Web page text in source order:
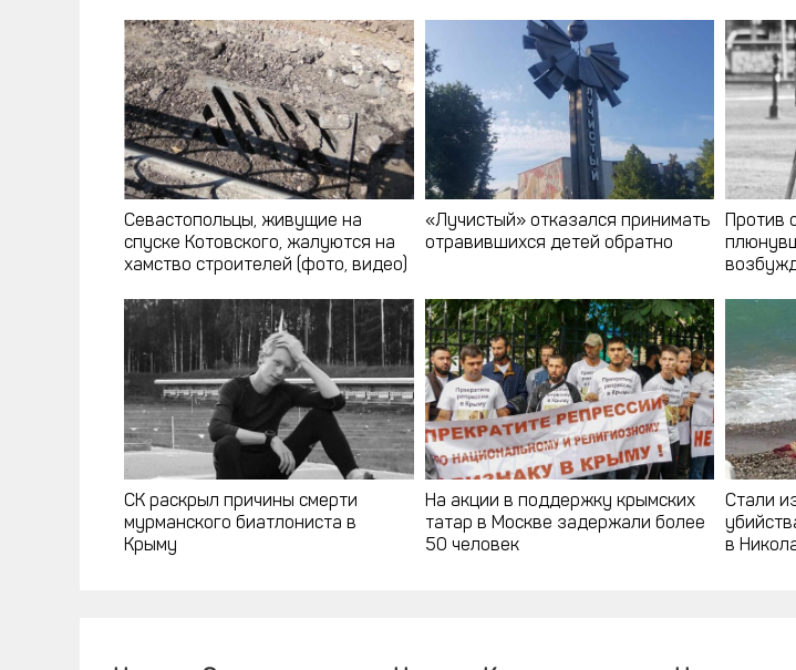
Севастопольцы, живущие на
спуске Котовского, жалуются на
хамство строителей (фото, видео)
«Лучистый» отказался принимать
отравившихся детей обратно
Против
СК раскрыл причины смерти
мурманского биатлониста в
Крыму
На акции в поддержку крымских
татар в Москве задержали более
50 человек
Стали
в